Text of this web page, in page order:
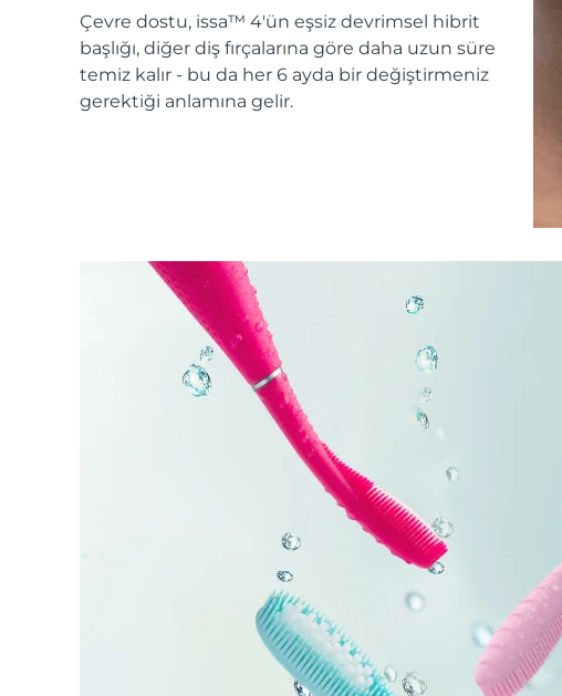
Çevre dostu, issa™ 4'ün eşsiz devrimsel hibrit
başlığı, diğer diş fırçalarına göre daha uzun süre
temiz kalır - bu da her 6 ayda bir değiştirmeniz
gerektiği anlamına gelir.
Advanced pore care essentials
Serum
For healthy hair
issa™ Teeth Whitening Gel
18% PAP
Kozmetik ürünleri Erkekler